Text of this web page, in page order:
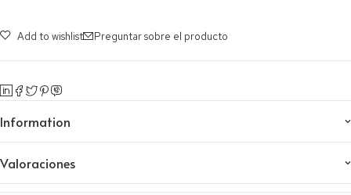
Add to wishlist Preguntar sobre el producto
Information
Valoraciones